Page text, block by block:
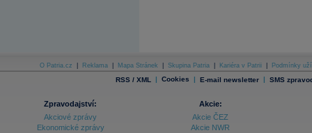
O Patria.cz Reklama Mapa Stránek Skupina Patria Kariéra v Patrii Podmínky
RSS / XML | Cookies | E-mail newsletter | SMS
Zpravodajství:
Akciové zprávy
Ekonomické zprávy
Akcie:
Akcie ČEZ
Akcie NWR